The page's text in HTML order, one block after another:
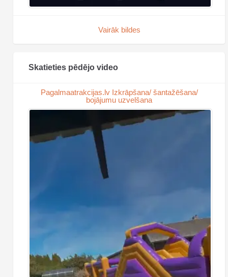
Vairāk bildes
Skatieties pēdējo video
Pagalmaatrakcijas.lv Izkrāpšana/ šantažēšana/
bojājumu uzvelšana